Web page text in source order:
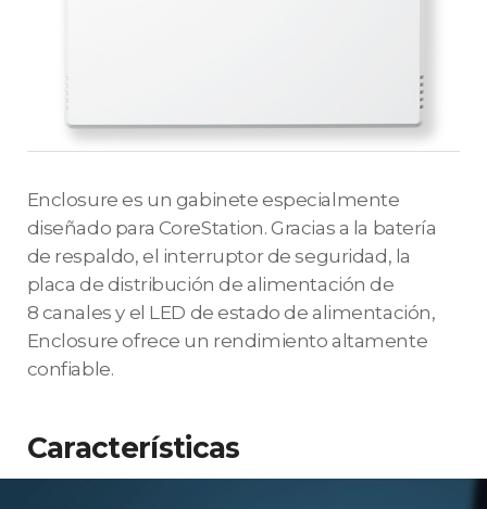
Enclosure es un gabinete especialmente
diseñado para CoreStation. Gracias a la batería
de respaldo, el interruptor de seguridad, la
placa de distribución de alimentación de
8 canales y el LED de estado de alimentación,
Enclosure ofrece un rendimiento altamente
confiable.
Características